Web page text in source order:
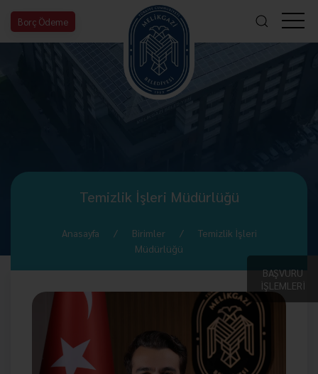
Borç Ödeme
BAŞVURU
İŞLEMLERİ
Temizlik İşleri Müdürlüğü
Anasayfa Birimler
Temizlik İşleri
Müdürlüğü